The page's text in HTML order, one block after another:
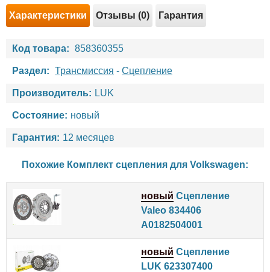
Характеристики Отзывы (0) Гарантия
Код товара: 858360355
Раздел: Трансмиссия - Сцепление
Производитель: LUK
Состояние: новый
Гарантия: 12 месяцев
Похожие Комплект сцепления для Volkswagen:
новый Сцепление
Valeo 834406
A0182504001
новый Сцепление
LUK 623307400